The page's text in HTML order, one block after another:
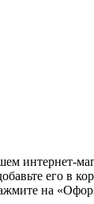
интернет-
его в
на